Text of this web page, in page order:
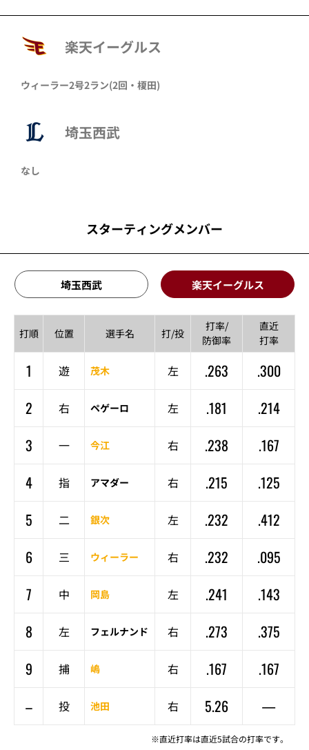
楽天イーグルス
ウィーラー2号2ラン(2回・ 榎田)
埼玉西武
なし
スターティングメンバー
埼玉西武 楽天イーグルス
打順 位置 選手名 打/投
打率/
防御率
直近
打率
1 遊 茂木 左 .263
.300
2
右 ペゲーロ 左 .181
.214
3
一 今江 右 .238
.167
4
指 アマダー 右 .215
.125
5
二 銀次 左 .232
.412
6
三 ウィーラー 右 .232
.095
7
中 岡島 左 .241
.143
8
左 フェルナンド 右 .273
.375
9
捕 嶋 右 .167
.167
–
投 池田 右 5.26 —
※直近打率は直近5試合の打率です。